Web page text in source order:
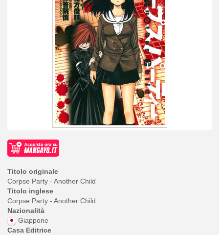
Titolo originale
Corpse Party - Another Child
Titolo inglese
Corpse Party - Another Child
Nazionalità
Giappone
Casa Editrice